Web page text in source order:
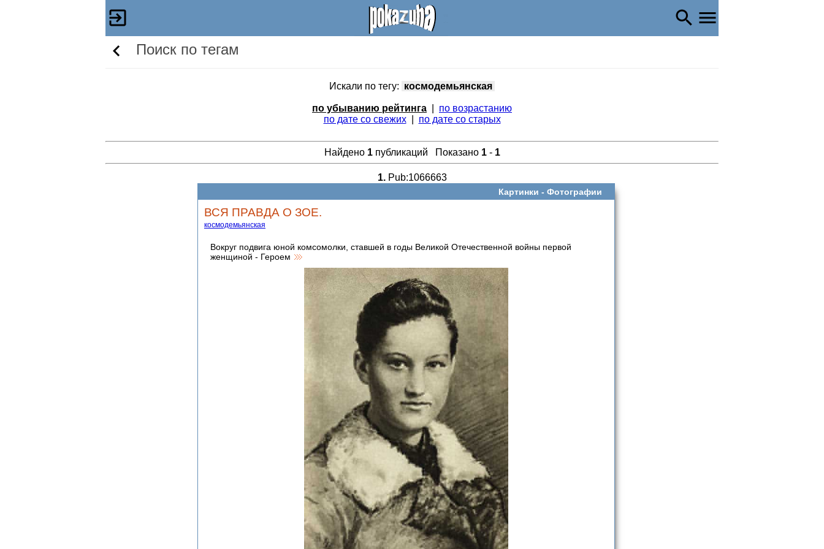
Поиск по тегам
Искали по тегу: космодемьянская
по убыванию рейтинга
по возрастанию
по дате со свежих| по дате со старых
Найдено 1публикаций Показано 1- 1
1.Pub:1066663
Картинки - Фотографии
ВСЯ ПРАВДА О ЗОЕ.
космодемьянская
Вокруг подвига юной комсомолки, ставшей в годы Великой Отечественной войны первой
женщиной - Героем